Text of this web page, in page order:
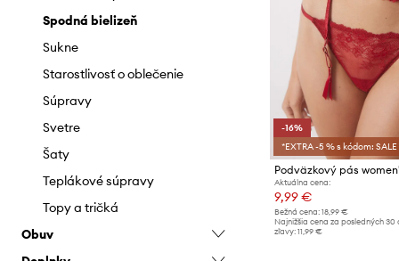
Spodná bielizeň
Sukne
Starostlivosť o oblečenie
Súpravy
Svetre
Šaty
Teplákové súpravy
Topy a tričká
Obuv
-16%
*EXTRA -5 % s kódom: SALE
Aktuálna cena:
9,99 €
Bežná cena: 18,99 €
Najnižšia cena za posledných
zľavy: 11,99 €